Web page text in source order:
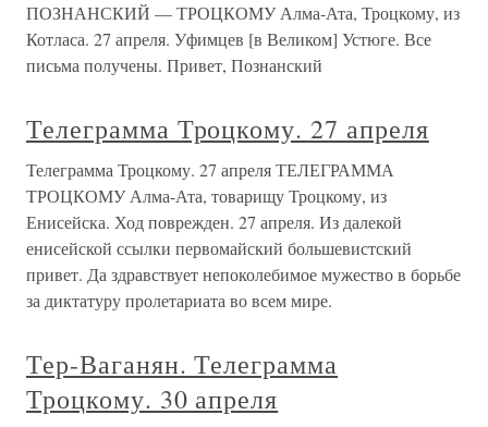
ПОЗНАНСКИЙ — ТРОЦКОМУ Алма-Ата, Троцкому, из
Котласа. 27 апреля. Уфимцев [в Великом] Устюге. Все
письма получены. Привет, Познанский
Телеграмма Троцкому. 27 апреля
Телеграмма Троцкому. 27 апреля ТЕЛЕГРАММА
ТРОЦКОМУ Алма-Ата, товарищу Троцкому, из
Енисейска. Ход поврежден. 27 апреля. Из далекой
енисейской ссылки первомайский большевистский
привет. Да здравствует непоколебимое мужество в борьбе
за диктатуру пролетариата во всем мире.
Тер-Ваганян. Телеграмма
Троцкому. 30 апреля